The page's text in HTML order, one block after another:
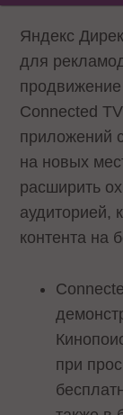
Яндекс
для
Connected
приложений
на новых
расширить
аудиторией,
контента на
при